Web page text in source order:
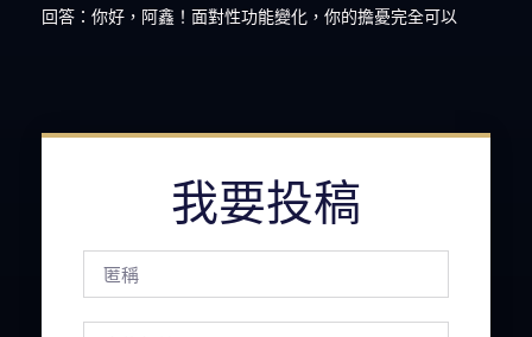
回答：你好，阿鑫！面對性功能變化，你的擔憂完全可以
我要投稿